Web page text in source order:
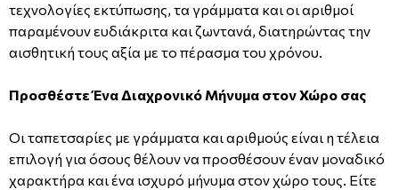
τεχνολογίες εκτύπωσης, τα γράμματα και οι αριθμοί
παραμένουν ευδιάκριτα και ζωντανά, διατηρώντας την
αισθητική τους αξία με το πέρασμα του χρόνου.
Προσθέστε Ένα Διαχρονικό Μήνυμα στον Χώρο σας
Οι ταπετσαρίες με γράμματα και αριθμούς είναι η τέλεια
επιλογή για όσους θέλουν να προσθέσουν έναν μοναδικό
χαρακτήρα και ένα ισχυρό μήνυμα στον χώρο τους. Είτε